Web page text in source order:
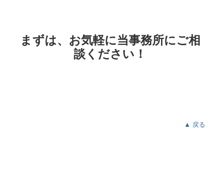
まずは、お気軽に当事務所にご相
談ください！
▲ 戻る